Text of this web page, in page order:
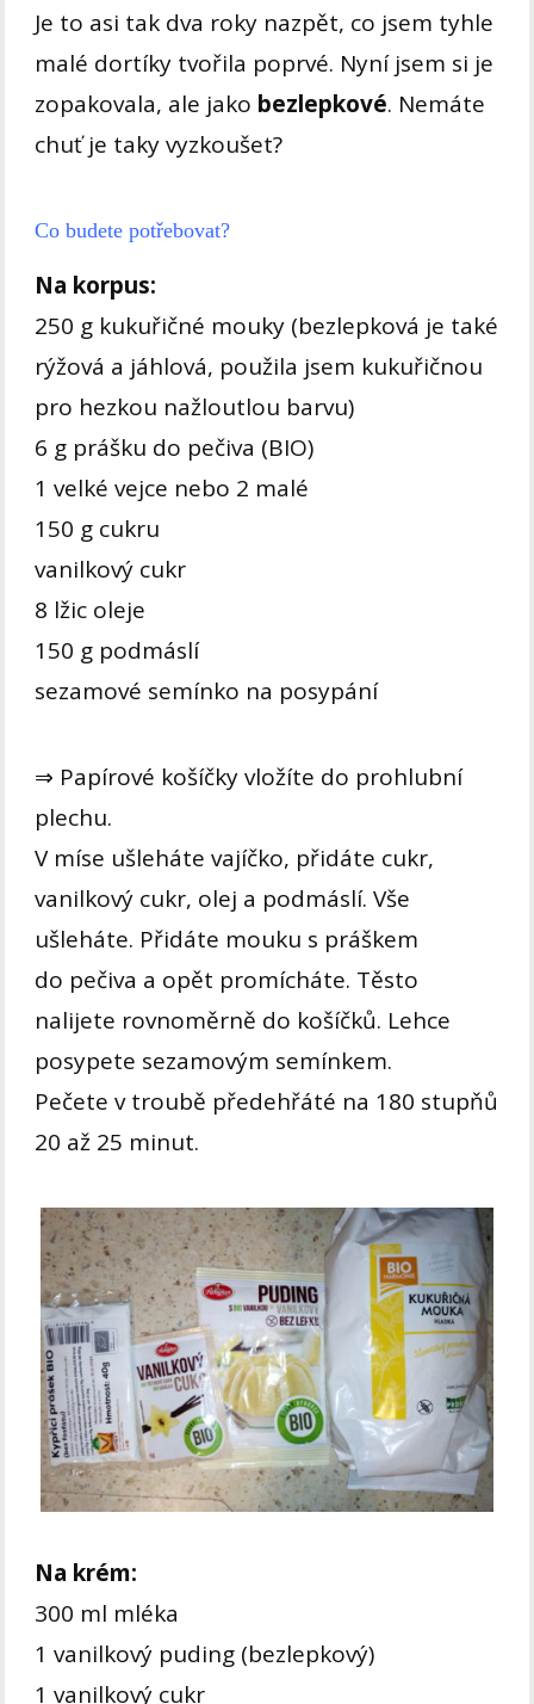
Je to asi tak dva roky nazpět, co jsem tyhle
malé dortíky tvořila poprvé. Nyní jsem si je
zopakovala, ale jako bezlepkové. Nemáte
chuť je taky vyzkoušet?
Co budete potřebovat?
Na korpus:
250 g kukuřičné mouky (bezlepková je také
rýžová a jáhlová, použila jsem kukuřičnou
pro hezkou nažloutlou barvu)
6 g prášku do pečiva (BIO)
1 velké vejce nebo 2 malé
150 g cukru
vanilkový cukr
8 lžic oleje
150 g podmáslí
sezamové semínko na posypání
⇒ Papírové košíčky vložíte do prohlubní
plechu.
V míse ušleháte vajíčko, přidáte cukr,
vanilkový cukr, olej a podmáslí. Vše
ušleháte. Přidáte mouku s práškem
do pečiva a opět promícháte. Těsto
nalijete rovnoměrně do košíčků. Lehce
posypete sezamovým semínkem.
Pečete v troubě předehřáté na 180 stupňů
20 až 25 minut.
Na krém:
300 ml mléka
1 vanilkový puding (bezlepkový)
1 vanilkový cukr